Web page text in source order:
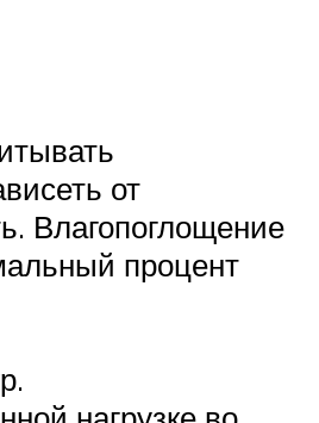
от
Влагопоглощение
процент